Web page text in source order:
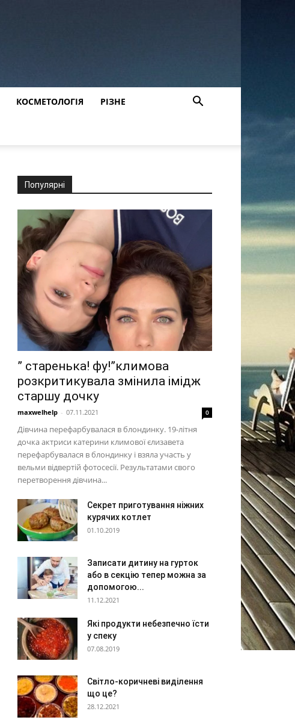
КОСМЕТОЛОГІЯ РІЗНЕ
Популярні
” старенька! фу!”климова
розкритикувала змінила імідж
старшу дочку
maxwelhelp - 07.11.2021 0
Дівчина перефарбувалася в блондинку. 19-літня
дочка актриси катерини климової єлизавета
перефарбувалася в блондинку і взяла участь у
вельми відвертій фотосесії. Результатами свого
перетворення дівчина...
Секрет приготування ніжних
курячих котлет
01.10.2019
Записати дитину на гурток
або в секцію тепер можна за
допомогою...
11.12.2021
Які продукти небезпечно їсти
у спеку
07.08.2019
Світло-коричневі виділення
що це?
28.12.2021